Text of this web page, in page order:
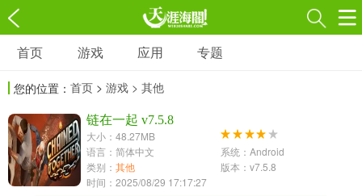
游戏
3697款应用
1597款应用
休闲益智
13387款应用
2196款应用
冒险解谜
首页 游戏 应用 专题
您的位置： 首页 > 游戏 > 其他
链在一起 v7.5.8
大小：48.27MB
语言：简体中文
系统：Android
类别： 其他
版本：v7.5.8
时间：2025/08/29 17:17:27